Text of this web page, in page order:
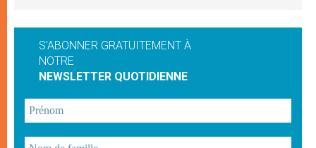
S'ABONNER GRATUITEMENT À
NOTRE
NEWSLETTER QUOTIDIENNE